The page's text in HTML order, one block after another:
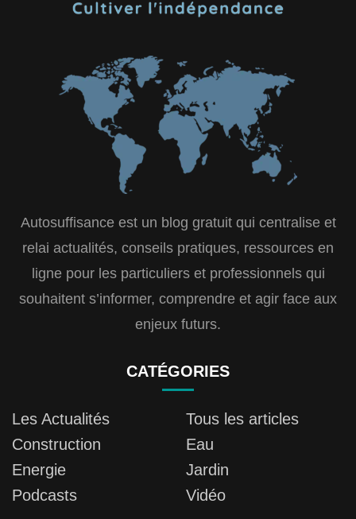
Autosuffisance est un blog gratuit qui centralise et
relai actualités, conseils pratiques, ressources en
ligne pour les particuliers et professionnels qui
souhaitent s’informer, comprendre et agir face aux
enjeux futurs.
CATÉGORIES
Les Actualités
Tous les articles
Construction
Eau
Energie
Jardin
Podcasts
Vidéo